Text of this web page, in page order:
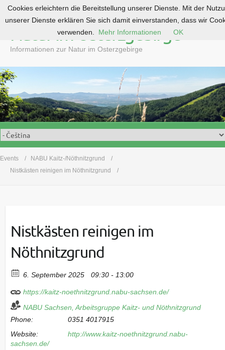
o
c
o
n
t
e
n
Natur im Osterzgebirge
Informationen zur Natur im Osterzgebirge
Events
NABU Kaitz-/Nöthnitzgrund
Nistkästen reinigen im Nöthnitzgrund
Nistkästen reinigen im
Nöthnitzgrund
6. September 2025 09:30 - 13:00
https://kaitz-noethnitzgrund.nabu-sachsen.de/
NABU Sachsen, Arbeitsgruppe Kaitz- und Nöthnitzgrund
Phone:
0351 4017915
Website:
http://www.kaitz-noethnitzgrund.nabu-
sachsen.de/
Cookies erleichtern die Bereitstellung unserer Dienste. Mit der
unserer Dienste erklären Sie sich damit einverstanden, dass wir
verwenden.
Mehr Informationen OK